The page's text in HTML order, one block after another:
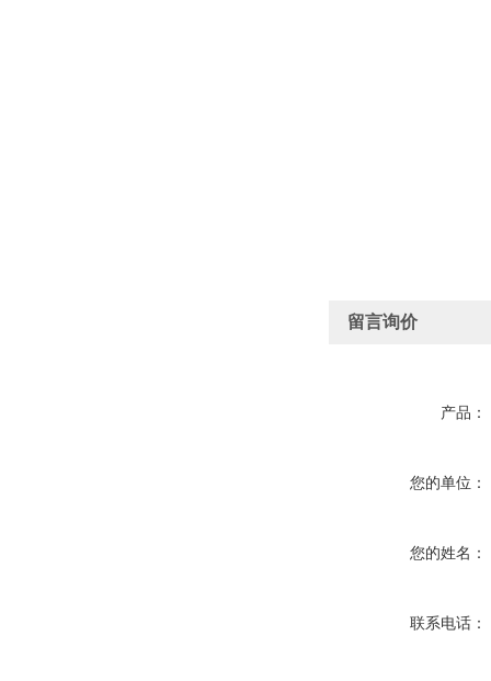
留言询价
产品：
您的单位：
您的姓名：
联系电话：